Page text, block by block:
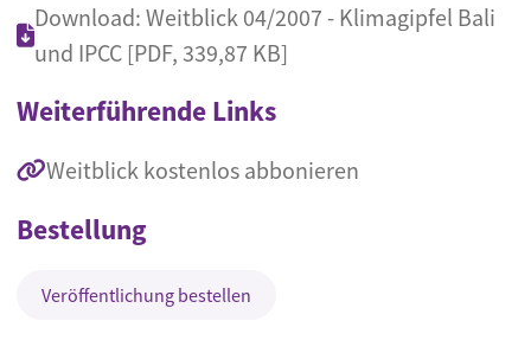
Download: Weitblick 04/2007 - Klimagipfel Bali
und IPCC [PDF, 339,87 KB]
Weiterführende Links
Weitblick kostenlos abbonieren
Bestellung
Veröffentlichung bestellen